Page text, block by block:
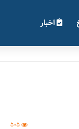
اخبار
505